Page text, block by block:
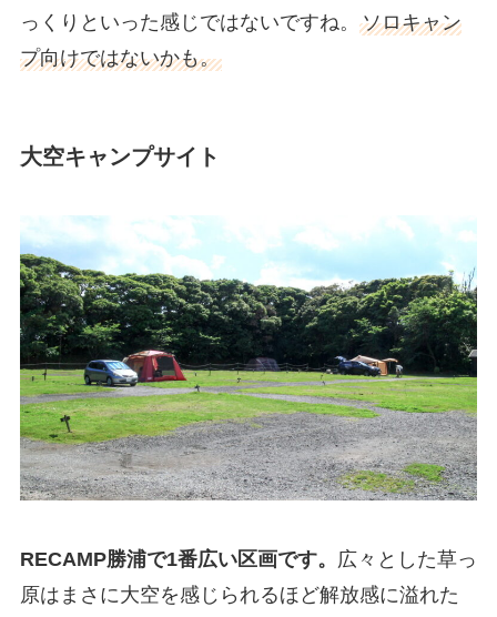
っくりといった感じではないですね。 ソロキャン
プ向けではないかも。
大空キャンプサイト
RECAMP勝浦で1番広い区画です。
広々とした草っ
原はまさに大空を感じられるほど解放感に溢れた